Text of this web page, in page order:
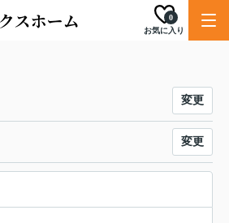
お気に入り
0
変更
変更